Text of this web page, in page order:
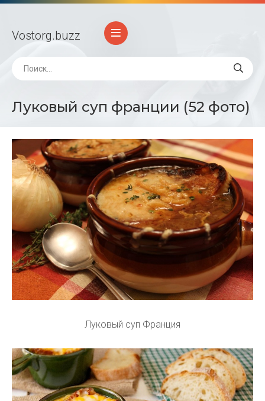
Vostorg.buzz
Луковый суп франции (52 фото)
Луковый суп Франция